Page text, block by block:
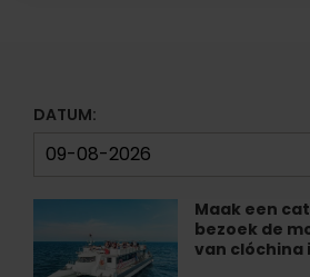
DATUM:
Maak een
bezoek de
van clóchina
catamaranreis